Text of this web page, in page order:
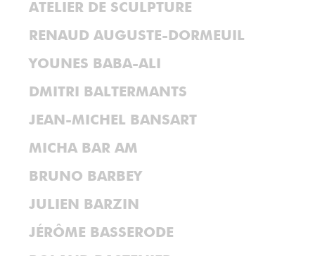
ATELIER DE SCULPTURE
RENAUD AUGUSTE-DORMEUIL
YOUNES BABA-ALI
DMITRI BALTERMANTS
JEAN-MICHEL BANSART
MICHA BAR AM
BRUNO BARBEY
JULIEN BARZIN
JÉRÔME BASSERODE